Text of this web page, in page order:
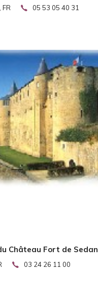
FR 05 53 05 40 31
Château Fort de Sedan
03 24 26 11 00